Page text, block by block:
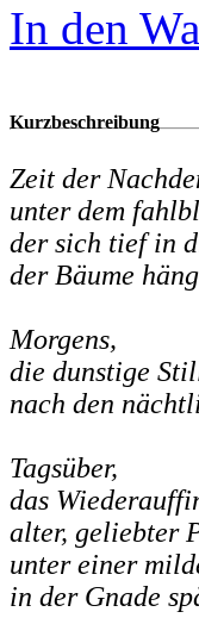
In den
Kurzbeschreibung
Zeit der
unter dem
der sich tief in
der Bäume
Morgens,
die dunstige
nach den
Tagsüber,
das
alter, geliebter
unter einer
in der Gnade